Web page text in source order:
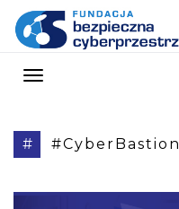
# #CyberBastion